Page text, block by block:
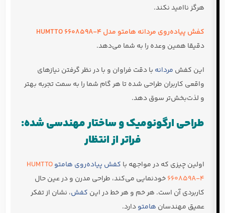
هرگز ناامید نکند.
کفش پیاده‌روی مردانه هامتو مدل HUMTTO 660859A-4
دقیقا همین وعده را به شما می‌دهد.
این کفش مردانه با دقت فراوان و با در نظر گرفتن نیازهای
واقعی کاربران طراحی شده تا هر گام شما را به سمت تجربه بهتر
و لذت‌بخش‌تر سوق دهد.
طراحی ارگونومیک و ساختار مهندسی شده:
فراتر از انتظار
اولین چیزی که در مواجهه با کفش پیاده‌روی هامتوHUMTTO
660859A-4خودنمایی می‌کند، طراحی مدرن و در عین حال
کاربردی آن است. هر خم و هر خط در این کفش، نشان از تفکر
عمیق مهندسان هامتودارد.